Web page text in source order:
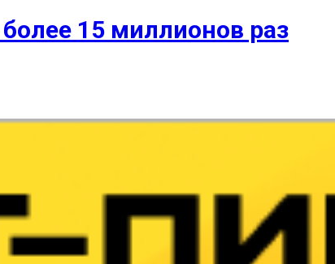
15 миллионов раз